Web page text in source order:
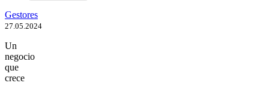
Gestores
27.05.2024
Un
negocio
que
crece